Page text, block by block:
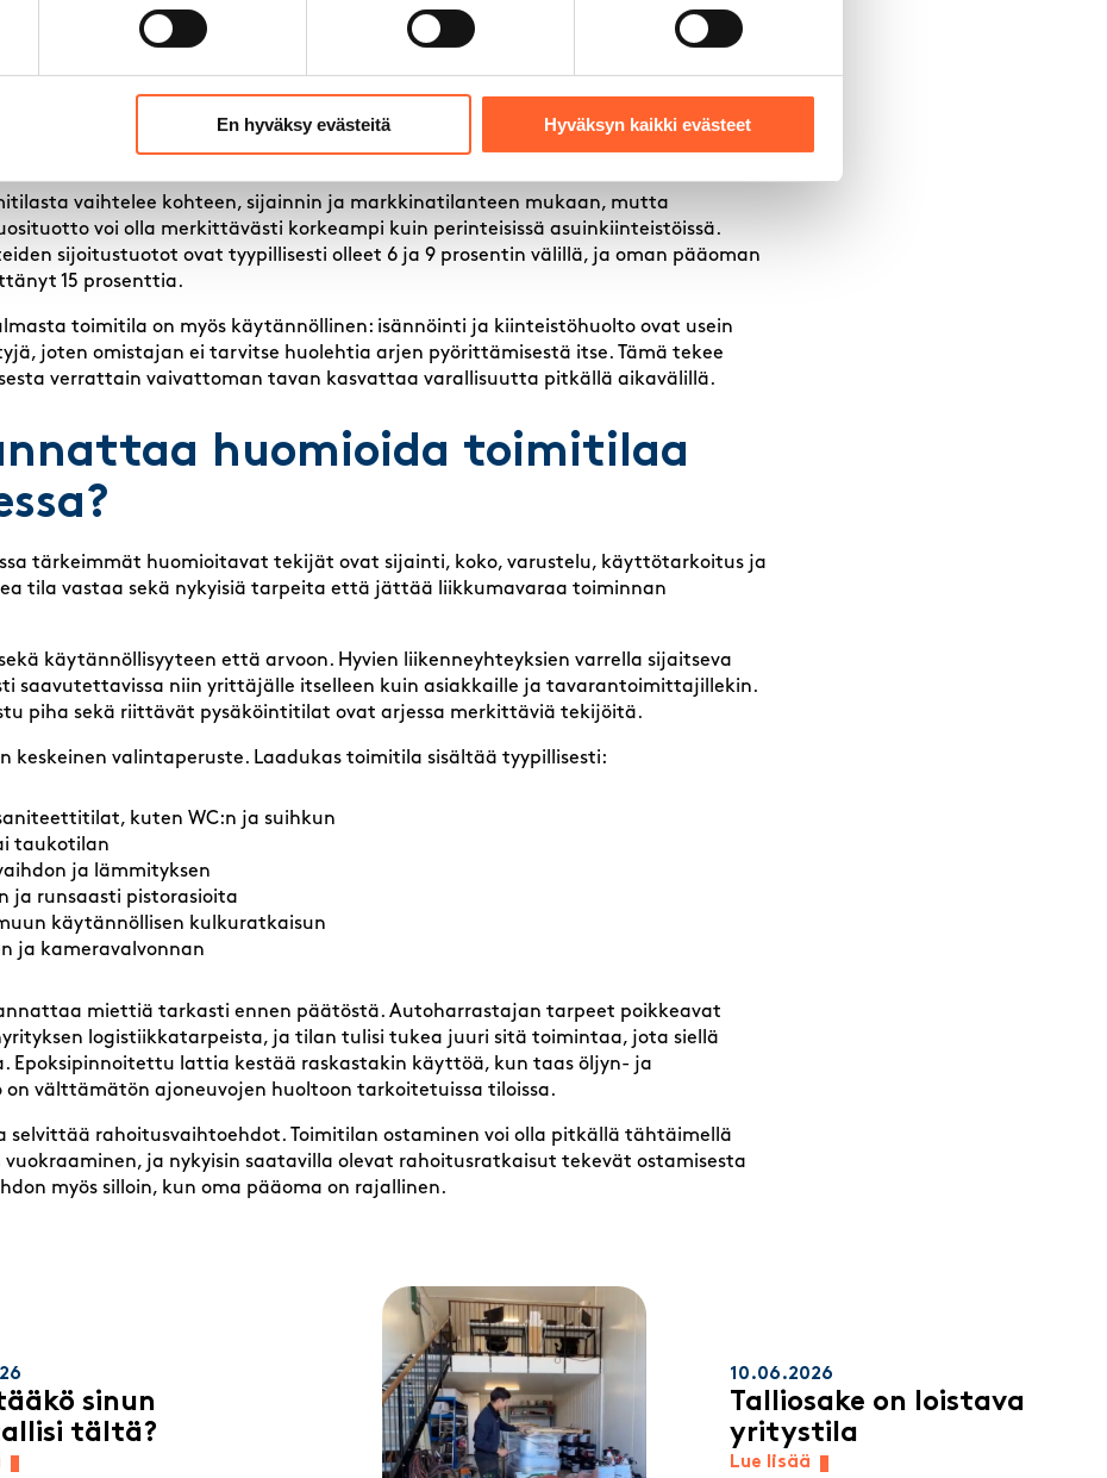
En hyväksy evästeitä Hyväksyn kaikki evästeet
Toimitilasijoittaminen sopii erityisesti niille, jotka etsivät konkreettista
ja rahastojen rinnalle.
houkuttelevuus perustuu useaan tekijään. Vuokrasopimukset ovat usein
ovat sitoutuneita käyttäjiä, jotka arvostavat vakaata sijaintia ja toimivaa
vaihtelee kohteen, sijainnin ja markkinatilanteen mukaan, mutta
voi olla merkittävästi korkeampi kuin perinteisissä asuinkiinteistöissä.
sijoitustuotot ovat tyypillisesti olleet 6 ja 9 prosentin välillä, ja oman pääoman
15 prosenttia.
toimitila on myös käytännöllinen: isännöinti ja kiinteistöhuolto ovat usein
joten omistajan ei tarvitse huolehtia arjen pyörittämisestä itse. Tämä tekee
verrattain vaivattoman tavan kasvattaa varallisuutta pitkällä aikavälillä.
huomioida toimitilaa
tärkeimmät huomioitavat tekijät ovat sijainti, koko, varustelu, käyttötarkoitus ja
tila vastaa sekä nykyisiä tarpeita että jättää liikkumavaraa toiminnan
käytännöllisyyteen että arvoon. Hyvien liikenneyhteyksien varrella sijaitseva
saavutettavissa niin yrittäjälle itselleen kuin asiakkaille ja tavarantoimittajillekin.
piha sekä riittävät pysäköintitilat ovat arjessa merkittäviä tekijöitä.
keskeinen valintaperuste. Laadukas toimitila sisältää tyypillisesti:
kuten WC:n ja suihkun
taukotilan
ja lämmityksen
ja runsaasti pistorasioita
käytännöllisen kulkuratkaisun
ja kameravalvonnan
miettiä tarkasti ennen päätöstä. Autoharrastajan tarpeet poikkeavat
logistiikkatarpeista, ja tilan tulisi tukea juuri sitä toimintaa, jota siellä
Epoksipinnoitettu lattia kestää raskastakin käyttöä, kun taas öljyn- ja
on välttämätön ajoneuvojen huoltoon tarkoitetuissa tiloissa.
selvittää rahoitusvaihtoehdot. Toimitilan ostaminen voi olla pitkällä tähtäimellä
vuokraaminen, ja nykyisin saatavilla olevat rahoitusratkaisut tekevät ostamisesta
myös silloin, kun oma pääoma on rajallinen.
sinun
tältä?
10.06.2026
Talliosake on loistava
yritystila
Lue lisää